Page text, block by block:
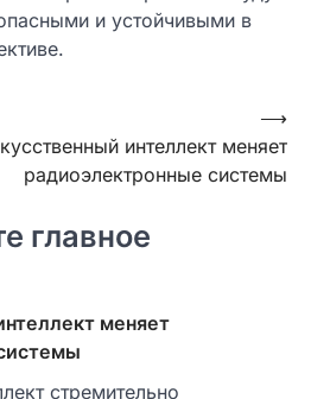
и устойчивыми в
интеллект меняет
радиоэлектронные системы
⟶
главное
меняет
стремительно